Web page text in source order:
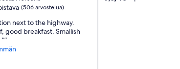
(506 arvostelua)
next to the highway.
good breakfast. Smallish